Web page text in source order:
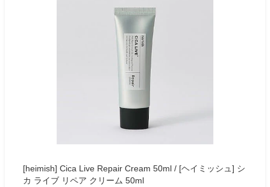
[heimish] Cica Live Repair Cream 50ml / [ヘイミッシュ] シ
カ ライブ リペア クリーム 50ml